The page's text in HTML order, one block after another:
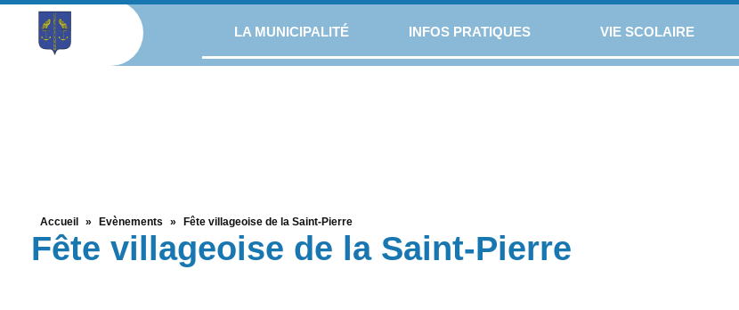
LA MUNICIPALITÉ INFOS PRATIQUES VIE SCOLAIRE
Accueil » Evènements » Fête villageoise de la Saint-Pierre
Fête villageoise de la Saint-Pierre